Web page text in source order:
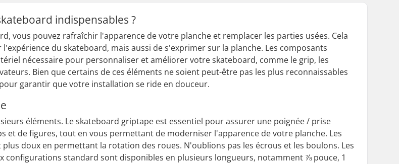
indispensables ?
vous pouvez rafraîchir l'apparence de votre planche et remplacer les parties usées. Cela
du skateboard, mais aussi de s'exprimer sur la planche. Les composants
nécessaire pour personnaliser et améliorer votre skateboard, comme le grip, les
Bien que certains de ces éléments ne soient peut-être pas les plus reconnaissables
garantir que votre installation se ride en douceur.
éléments. Le skateboard griptape est essentiel pour assurer une poignée / prise
et de figures, tout en vous permettant de moderniser l'apparence de votre planche. Les
doux en permettant la rotation des roues. N'oublions pas les écrous et les boulons. Les
configurations standard sont disponibles en plusieurs longueurs, notamment ⅞ pouce, 1